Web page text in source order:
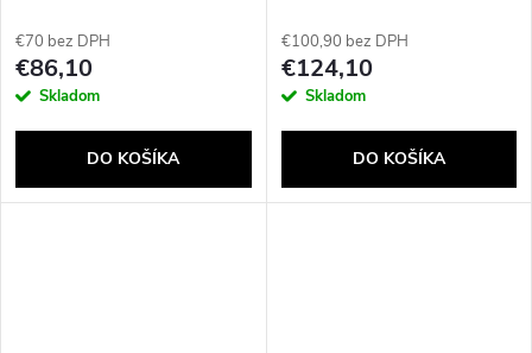
€70 bez DPH
€86,10
Skladom
DO KOŠÍKA
€100,90 bez DPH
€124,10
Skladom
DO KOŠÍKA